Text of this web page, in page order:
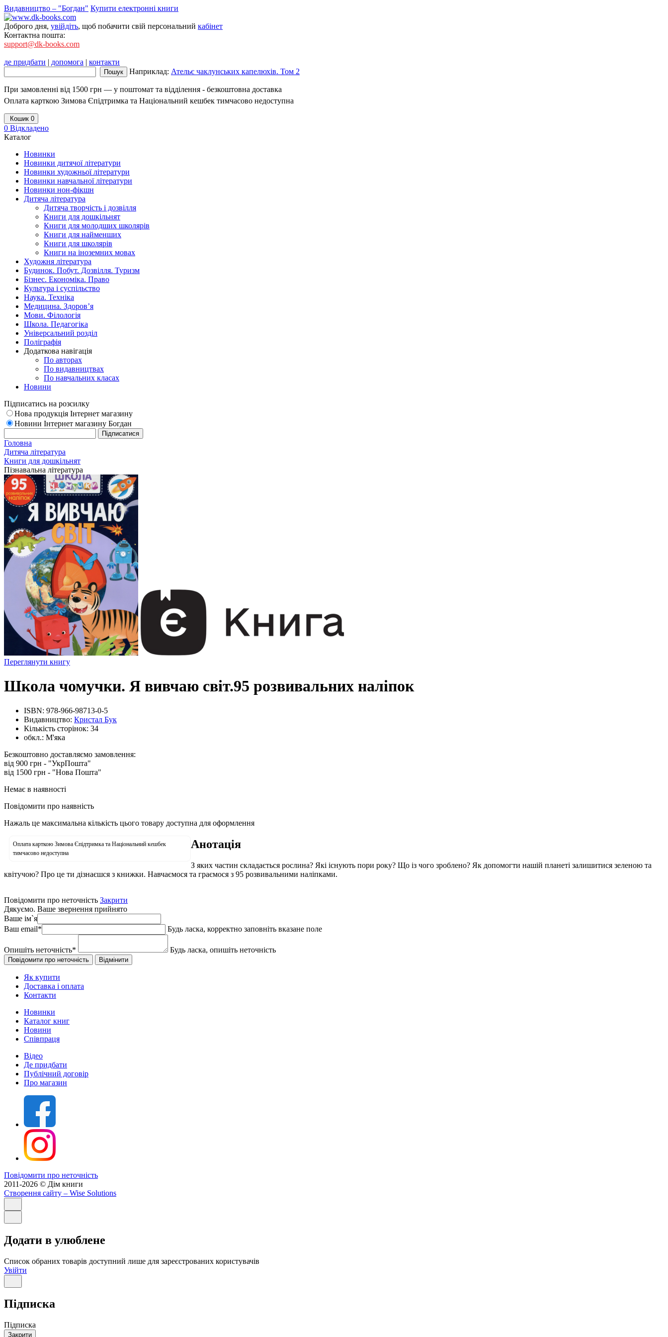
Видавництво – "Богдан" Купити електронні книги
Доброго дня, увійдіть, щоб побачити свій персональний кабінет
Контактна пошта:
support@dk-books.com
де придбати | допомога | контакти
Наприклад: Ательє чаклунських капелюхів. Том 2
При замовленні від 1500 грн — у поштомат та відділення - безкоштовна доставка
Оплата карткою Зимова Єпідтримка та Національний кешбек тимчасово недоступна
Кошик 0
0 Відкладено
Каталог
Новинки
Новинки дитячої літератури
Новинки художньої літератури
Новинки навчальної літератури
Новинки нон-фікшн
Дитяча література
Дитяча творчість і дозвілля
Книги для дошкільнят
Книги для молодших школярів
Книги для найменших
Книги для школярів
Книги на іноземних мовах
Художня література
Будинок. Побут. Дозвілля. Туризм
Бізнес. Економіка. Право
Культура і суспільство
Наука. Техніка
Медицина. Здоров’я
Мови. Філологія
Школа. Педагогіка
Універсальний розділ
Поліграфія
Додаткова навігація
По авторах
По видавництвах
По навчальних класах
Новини
Підписатись на розсилку
Нова продукція Інтернет магазину
Новини Інтернет магазину Богдан
Головна
Дитяча література
Книги для дошкільнят
Пізнавальна література
Переглянути книгу
Школа чомучки. Я вивчаю світ.95 розвивальних наліпок
ISBN: 978-966-98713-0-5
Видавництво: Кристал Бук
Кількість сторінок: 34
обкл.: М'яка
Безкоштовно доставляємо замовлення:
від 900 грн - "УкрПошта"
від 1500 грн - "Нова Пошта"
Немає в наявності
Повідомити про наявність
Нажаль це максимальна кількість цього товару доступна для оформлення
Оплата карткою Зимова Єпідтримка та Національний кешбек
тимчасово недоступна
Анотація
З яких частин складається рослина? Які існують пори року? Що із чого зроблено? Як допомогти нашій планеті залишитися зеленою та
квітучою? Про це ти дізнаєшся з книжки. Навчаємося та граємося з 95 розвивальними наліпками.
Повідомити про неточність Закрити
Дякуємо. Ваше звернення прийнято
Ваше ім`я
Ваш email* Будь ласка, корректно заповніть вказане поле
Опишіть неточність* Будь ласка, опишіть неточність
Як купити
Доставка і оплата
Контакти
Новинки
Каталог книг
Новини
Співпраця
Відео
Де придбати
Публічний договір
Про магазин
Повідомити про неточність
2011-2026 © Дім книги
Створення сайту – Wise Solutions
Додати в улюблене
Список обраних товарів доступний лише для зареєстрованих користувачів
Увійти
Підписка
Підписка
Закрити